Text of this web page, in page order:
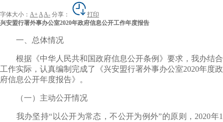
字体大小： A+ AA- 分享：
打印
兴安盟行署外事办公室2020年政府信息公开工作年度报告
一、总体情况
根据《中华人民共和国政府信息公开条例》要求，我办结合
工作实际，认真编制完成了《兴安盟行署外事办公室2020年度政
府信息公开年度报告》。
（一）主动公开情况
我办坚持“以公开为常态，不公开为例外”的原则，2020年1